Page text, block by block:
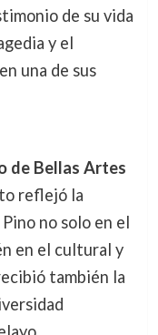
de su vida
y el
una de sus
de Bellas Artes
reflejó la
no solo en el
en el cultural y
también la